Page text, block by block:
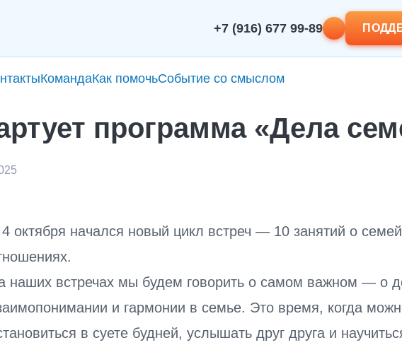
+7 (916) 677 99-89
КомандаКак помочьСобытие со смыслом
программа «Дела
октября начался новый цикл встреч — 10 занятий о
наших встречах мы будем говорить о самом важном — о
и гармонии в семье. Это время, когда
в суете будней, услышать друг друга и